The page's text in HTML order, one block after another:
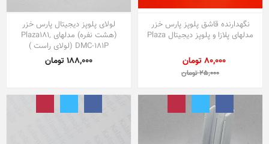
نگهدارنده قاشق پلوپز پارس خزر
مدلهای پلازا و پلوپز دیجیتال Plaza
80,000 تومان
25,000 تومان
لولای پلوپز دیجیتال پارس خزر
(هشت نفره) مدلهای Plaza181,
DMC-181P (لولای راست )
188,000 تومان